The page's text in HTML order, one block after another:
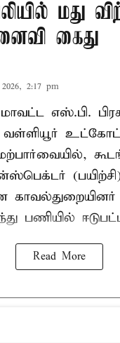
மது
கைது
2:17 pm
மாவட்ட எஸ்.பி.
பணியில்
Read More